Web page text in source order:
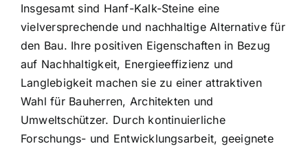
Insgesamt sind Hanf-Kalk-Steine eine
vielversprechende und nachhaltige Alternative für
den Bau. Ihre positiven Eigenschaften in Bezug
auf Nachhaltigkeit, Energieeffizienz und
Langlebigkeit machen sie zu einer attraktiven
Wahl für Bauherren, Architekten und
Umweltschützer. Durch kontinuierliche
Forschungs- und Entwicklungsarbeit, geeignete